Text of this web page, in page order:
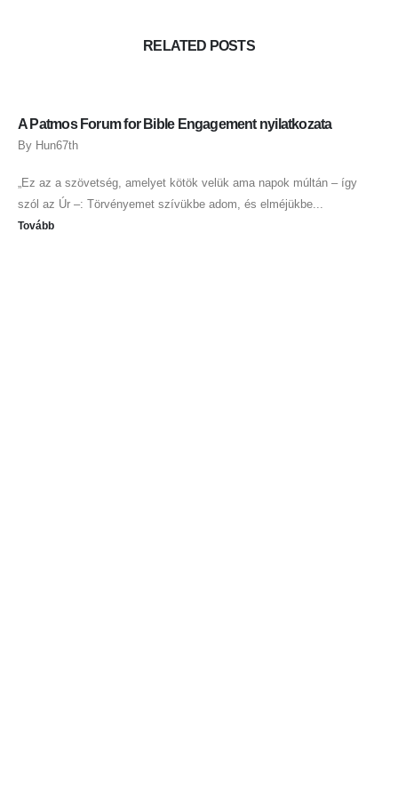
RELATED POSTS
A Patmos Forum for Bible Engagement nyilatkozata
By Hun67th
„Ez az a szövetség, amelyet kötök velük ama napok múltán – így
szól az Úr –: Törvényemet szívükbe adom, és elméjükbe...
Tovább